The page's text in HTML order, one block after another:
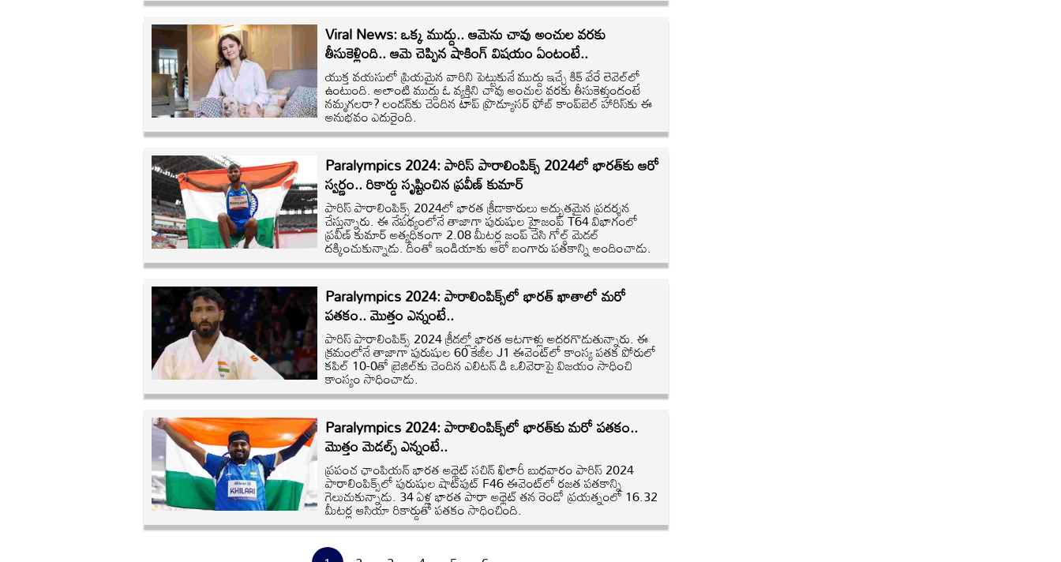
Viral News: ఒక్క ముద్దు.. ఆమెను చావు అంచుల వరకు
తీసుకెళ్లింది.. ఆమె చెప్పిన షాకింగ్ విషయం ఏంటంటే..
యుక్త వయసులో ప్రియమైన వారిని పెట్టుకునే ముద్దు ఇచ్చే కిక్ వేరే లెవెల్‌లో
ఉంటుంది. అలాంటి ముద్దు ఓ వ్యక్తిని చావు అంచుల వరకు తీసుకెళ్తుందంటే
నమ్మగలరా? లండన్‌కు చెందిన టాప్ ప్రొడ్యూసర్ ఫోబ్ కాంప్‌బెల్ హారిస్‌కు ఈ
అనుభవం ఎదురైంది.
Paralympics 2024: పారిస్ పారాలింపిక్స్ 2024లో భారత్‌కు ఆరో
స్వర్ణం.. రికార్డు సృష్టించిన ప్రవీణ్ కుమార్
పారిస్ పారాలింపిక్స్ 2024లో భారత క్రీడాకారులు అద్భుతమైన ప్రదర్శన
చేస్తున్నారు. ఈ నేపథ్యంలోనే తాజాగా పురుషుల హైజంప్ T64 విభాగంలో
ప్రవీణ్ కుమార్ అత్యధికంగా 2.08 మీటర్ల జంప్ చేసి గోల్డ్ మెడల్
దక్కించుకున్నాడు. దీంతో ఇండియాకు ఆరో బంగారు పతకాన్ని అందించాడు.
Paralympics 2024: పారాలింపిక్స్‌లో భారత్ ఖాతాలో మరో
పతకం.. మొత్తం ఎన్నంటే..
పారిస్ పారాలింపిక్స్ 2024 క్రీడల్లో భారత ఆటగాళ్లు అదరగొడుతున్నారు. ఈ
క్రమంలోనే తాజాగా పురుషుల 60 కేజీల J1 ఈవెంట్‌లో కాంస్య పతక పోరులో
కపిల్ 10-0తో బ్రెజిల్‌కు చెందిన ఎలిటన్ డి ఒలివెరాపై విజయం సాధించి
కాంస్యం సాధించాడు.
Paralympics 2024: పారాలింపిక్స్‌లో భారత్‌కు మరో పతకం..
మొత్తం మెడల్స్ ఎన్నంటే..
ప్రపంచ ఛాంపియన్ భారత అథ్లెట్ సచిన్ ఖిలారీ బుధవారం పారిస్ 2024
పారాలింపిక్స్‌లో పురుషుల షాట్‌పుట్ F46 ఈవెంట్‌లో రజత పతకాన్ని
గెలుచుకున్నాడు. 34 ఏళ్ల భారత పారా అథ్లెట్ తన రెండో ప్రయత్నంలో 16.32
మీటర్ల ఆసియా రికార్డుతో పతకం సాధించింది.